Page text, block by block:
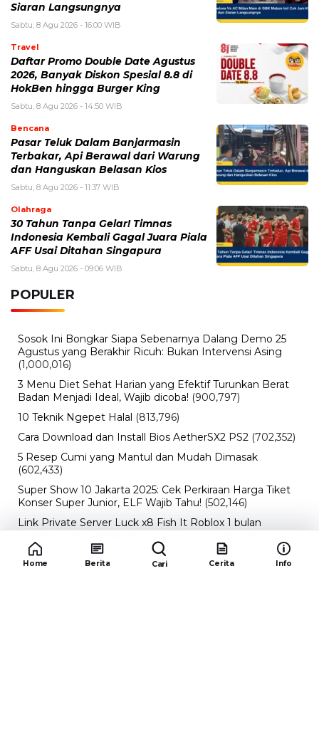
Siaran Langsungnya
Sabtu, 8 Agu 2026 - 16:00 WIB
Travel
Daftar Promo Double Date Agustus
2026, Banyak Diskon Spesial 8.8 di
HokBen hingga Burger King ‎
Sabtu, 8 Agu 2026 - 14:50 WIB
Bencana
Pasar Teluk Dalam Banjarmasin
Terbakar, Api Berawal dari Warung
dan Hanguskan Belasan Kios
Sabtu, 8 Agu 2026 - 11:37 WIB
Olahraga
30 Tahun Tanpa Gelar! Timnas
Indonesia Kembali Gagal Juara Piala
AFF Usai Ditahan Singapura
Sabtu, 8 Agu 2026 - 09:06 WIB
POPULER
Sosok Ini Bongkar Siapa Sebenarnya Dalang Demo 25
Agustus yang Berakhir Ricuh: Bukan Intervensi Asing
(1,000,016)
3 Menu Diet Sehat Harian yang Efektif Turunkan Berat
Badan Menjadi Ideal, Wajib dicoba! (900,797)
10 Teknik Ngepet Halal (813,796)
Cara Download dan Install Bios AetherSX2 PS2 (702,352)
5 Resep Cumi yang Mantul dan Mudah Dimasak
(602,433)
Super Show 10 Jakarta 2025: Cek Perkiraan Harga Tiket
Konser Super Junior, ELF Wajib Tahu! (502,146)
Link Private Server Luck x8 Fish It Roblox 1 bulan
Drop Rate yang Melejit
(424,819)
10 Film Indonesia Tayang November 2024, Ada Film
Home Berita Cari Cerita Info